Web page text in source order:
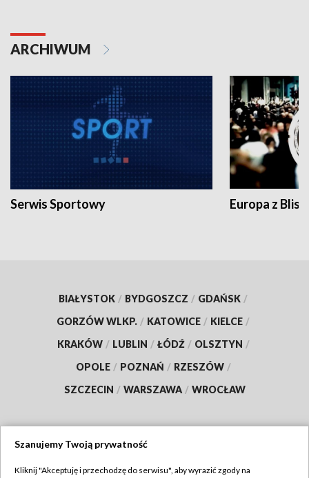
ARCHIWUM
Serwis Sportowy Europa z
BIAŁYSTOK / BYDGOSZCZ / GDAŃSK /
GORZÓW WLKP. / KATOWICE / KIELCE /
KRAKÓW / LUBLIN / ŁÓDŹ / OLSZTYN /
OPOLE / POZNAŃ / RZESZÓW /
SZCZECIN / WARSZAWA / WROCŁAW
Szanujemy Twoją prywatność
Kliknij "Akceptuję i przechodzę do serwisu", aby wyrazić zgody na